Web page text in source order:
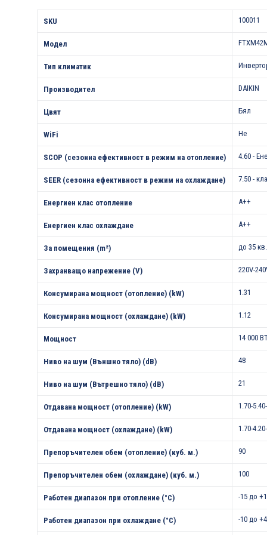
SKU
100011
Модел
Тип климатик
Производител DAIKIN
Цвят Бял
WiFi Не
SCOP (сезонна ефективност в режим на отопление) 4.60 -
SEER (сезонна ефективност в режим на охлаждане) 7.50 -
Енергиен клас отопление A++
Енергиен клас охлаждане A++
За помещения (m²) до 35
Захранващо напрежение (V) 220V-
Консумирана мощност (отопление) (kW) 1.31
Консумирана мощност (охлаждане) (kW) 1.12
Мощност 14 000
Ниво на шум (Външно тяло) (dB) 48
Ниво на шум (Вътрешно тяло) (dB) 21
Отдавана мощност (отопление) (kW) 1.70-
Отдавана мощност (охлаждане) (kW) 1.70-
Препоръчителен обем (отопление) (куб. м.) 90
Препоръчителен обем (охлаждане) (куб. м.) 100
Работен диапазон при отопление (°С) -15 до
Работен диапазон при охлаждане (°С) -10 до